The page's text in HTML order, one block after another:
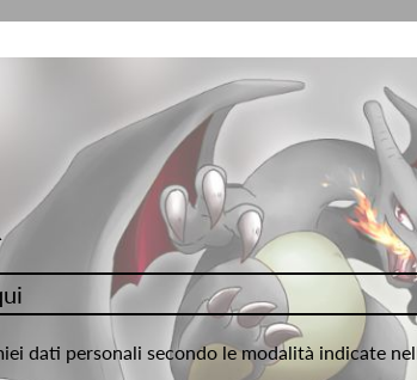
dati personali secondo le modalità indicate